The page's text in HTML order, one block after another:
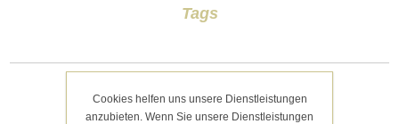
Tags
Kategorien
Cookies helfen uns unsere Dienstleistungen
anzubieten. Wenn Sie unsere Dienstleistungen